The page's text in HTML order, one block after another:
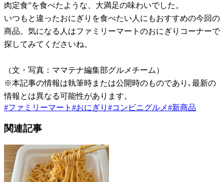
肉定食”を食べたような、大満足の味わいでした。
いつもと違ったおにぎりを食べたい人にもおすすめの今回の
商品。気になる人はファミリーマートのおにぎりコーナーで
探してみてくださいね。
（文・写真：ママテナ編集部グルメチーム）
※本記事の情報は執筆時または公開時のものであり､最新の
情報とは異なる可能性があります。
#ファミリーマート #おにぎり #コンビニグルメ#新商品
関連記事